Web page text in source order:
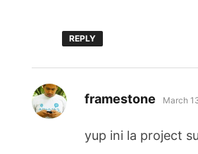
REPLY
framestone says:
March
yup ini la project